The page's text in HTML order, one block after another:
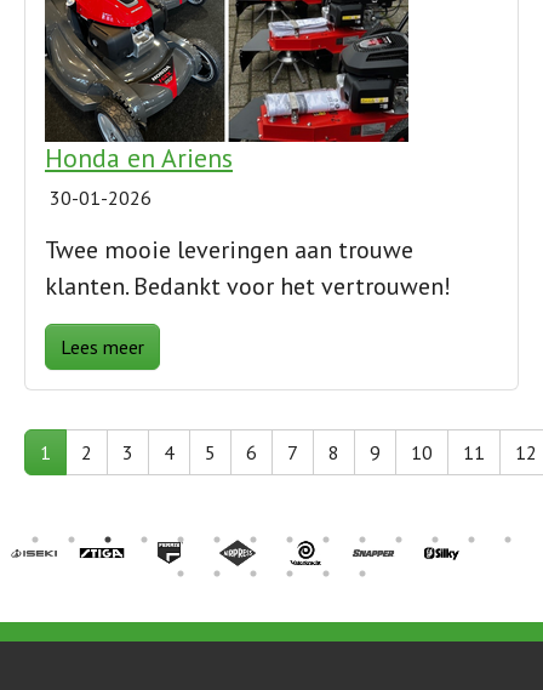
Honda en Ariens
30-01-2026
Twee mooie leveringen aan trouwe
klanten. Bedankt voor het vertrouwen!
Lees meer
1 2 3 4 5 6 7 8 9 10 11 12